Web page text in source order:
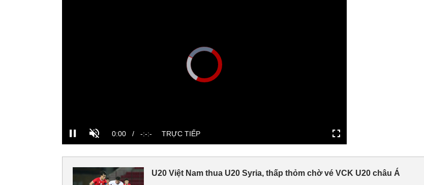
U20 Việt Nam thua U20 Syria, thấp thỏm chờ vé VCK U20 châu Á